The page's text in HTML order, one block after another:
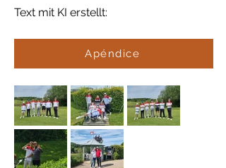
Text mit KI erstellt:
Apéndice